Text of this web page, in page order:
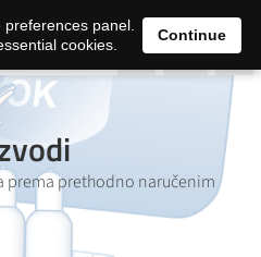
0
prema prethodno naručenim
panel.
cookies.
Continue